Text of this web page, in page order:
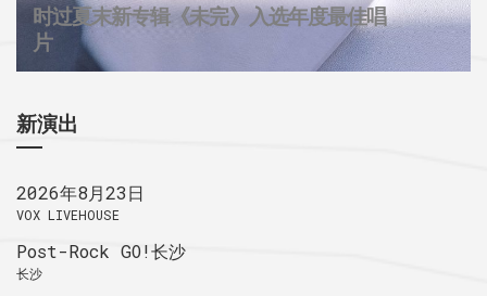
1724唱片的2025
时过夏末新专辑《未完》入选年度最佳唱
片
32个城市后摇群
新演出
2026年8月23日
VOX LIVEHOUSE
Post-Rock GO!长沙
长沙